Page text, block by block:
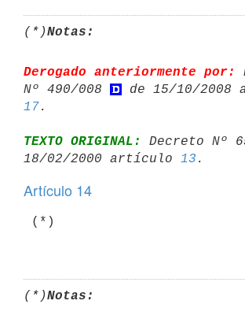
(*)Notas:
Derogado anteriormente por:
Nº 490/008
17
TEXTO ORIGINAL:
Decreto Nº
18/02/2000 artículo 13
Artículo 14
(*)Notas: